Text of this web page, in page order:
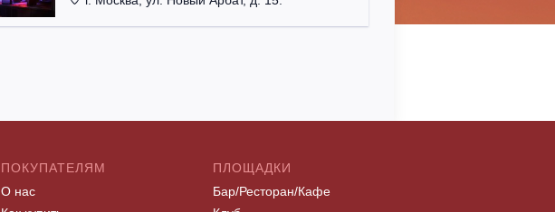
ПОКУПАТЕЛЯМ
О нас
ПЛОЩАДКИ
Бар/Ресторан/Кафе